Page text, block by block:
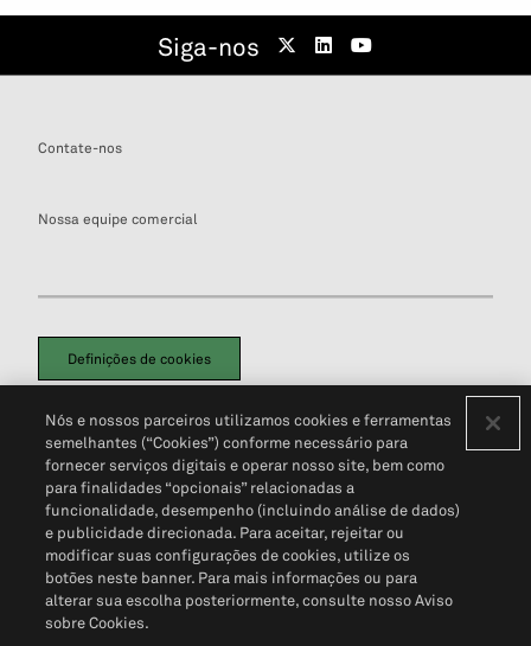
Siga-nos
Contate-nos
Nossa equipe comercial
Definições de cookies
Política de PrivacidadePortal de privacidade do cliente (em inglês)
Não Venda Minhas Informações Pessoais© 2026 S&P Global
Nós e nossos parceiros utilizamos cookies e ferramentas
semelhantes (“Cookies”) conforme necessário para
fornecer serviços digitais e operar nosso site, bem como
para finalidades “opcionais” relacionadas a
funcionalidade, desempenho (incluindo análise de dados)
e publicidade direcionada. Para aceitar, rejeitar ou
modificar suas configurações de cookies, utilize os
botões neste banner. Para mais informações ou para
alterar sua escolha posteriormente, consulte nosso Aviso
sobre Cookies.